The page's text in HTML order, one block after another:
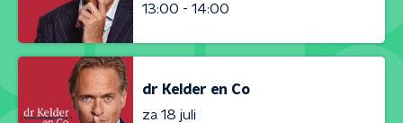
13:00 - 14:00
dr Kelder en Co
za 18 juli